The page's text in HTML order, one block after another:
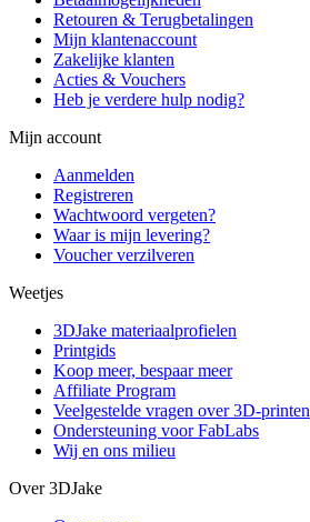
Retouren & Terugbetalingen
Mijn klantenaccount
Zakelijke klanten
Acties & Vouchers
Heb je verdere hulp nodig?
Mijn account
Aanmelden
Registreren
Wachtwoord vergeten?
Waar is mijn levering?
Voucher verzilveren
Weetjes
3DJake materiaalprofielen
Printgids
Koop meer, bespaar meer
Affiliate Program
Veelgestelde vragen over 3D-printen
Ondersteuning voor FabLabs
Wij en ons milieu
Over 3DJake